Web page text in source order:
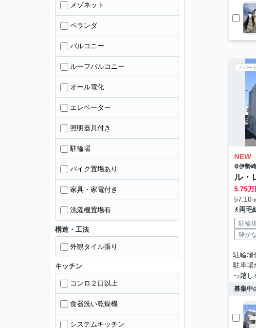
アパート
NEW
伊勢
ル・
5.75万
57.10
両毛
駐輪
静か
駐輪場
駐車場
っ越し
募集中
メゾネット
ベランダ
バルコニー
ルーフバルコニー
オール電化
エレベーター
照明器具付き
駐輪場
バイク置場あり
家具・家電付き
洗濯機置場有
構造・工法
外観タイル張り
キッチン
コンロ２口以上
食器洗い乾燥機
システムキッチン